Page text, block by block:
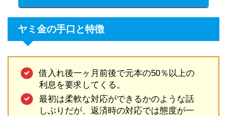
ヤミ金の手口と特徴
借入れ後一ヶ月前後で元本の50％以上の
利息を要求してくる。
最初は柔軟な対応ができるかのような話
しぶりだが、返済時の対応では態度が一